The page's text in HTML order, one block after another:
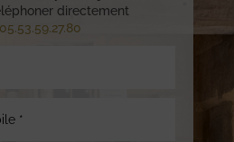
directement
05.53.59.27.80